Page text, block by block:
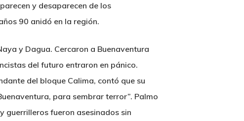
y desaparecen de los
90 anidó en la región.
y Dagua. Cercaron a Buenaventura
del futuro entraron en pánico.
del bloque Calima, contó que su
para sembrar terror”. Palmo
guerrilleros fueron asesinados sin